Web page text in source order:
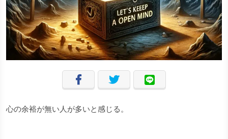
心の余裕が無い人が多いと感じる。